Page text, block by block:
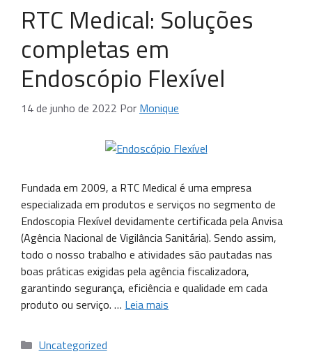
RTC Medical: Soluções
completas em
Endoscópio Flexível
14 de junho de 2022 Por Monique
Fundada em 2009, a RTC Medical é uma empresa
especializada em produtos e serviços no segmento de
Endoscopia Flexível devidamente certificada pela Anvisa
(Agência Nacional de Vigilância Sanitária). Sendo assim,
todo o nosso trabalho e atividades são pautadas nas
boas práticas exigidas pela agência fiscalizadora,
garantindo segurança, eficiência e qualidade em cada
produto ou serviço. … Leia mais
Uncategorized